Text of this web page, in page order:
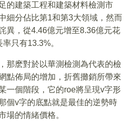
的建築工程和建築材料檢測市
細分佔比第1和第3大領域，然而
異，從4.46億元增至8.36億元花
只有13.3%。
那麽對於以華測檢測為代表的檢
點佈局的增加，折舊攤銷所帶來
一個階段，它的roe將呈現v字形
個v字的底點就是最佳的逆勢時
場的情緒價格。